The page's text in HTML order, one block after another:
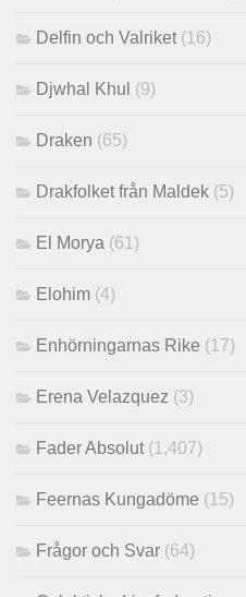
Delfin och Valriket (16)
Djwhal Khul (9)
Draken (65)
Drakfolket från Maldek (5)
El Morya (61)
Elohim (4)
Enhörningarnas Rike (17)
Erena Velazquez (3)
Fader Absolut (1,407)
Feernas Kungadöme (15)
Frågor och Svar (64)